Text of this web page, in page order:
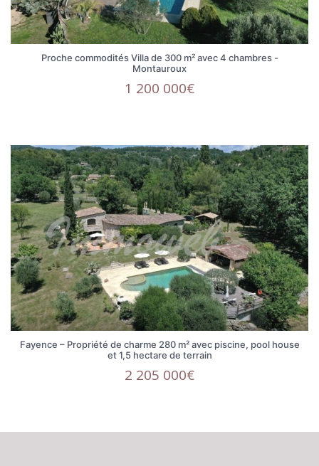
Proche commodités Villa de 300 m² avec 4 chambres -
Montauroux
1 200 000€
Fayence – Propriété de charme 280 m² avec piscine, pool house
et 1,5 hectare de terrain
2 205 000€